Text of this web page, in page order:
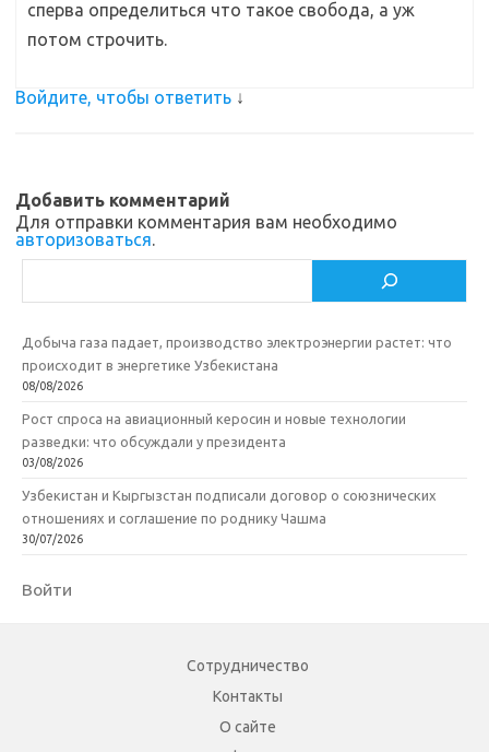
сперва определиться что такое свобода, а уж
потом строчить.
Войдите, чтобы ответить ↓
Добавить комментарий
Для отправки комментария вам необходимо
авторизоваться.
Добыча газа падает, производство электроэнергии растет: что
происходит в энергетике Узбекистана
08/08/2026
Рост спроса на авиационный керосин и новые технологии
разведки: что обсуждали у президента
03/08/2026
Узбекистан и Кыргызстан подписали договор о союзнических
отношениях и соглашение по роднику Чашма
30/07/2026
Войти
Сотрудничество
Контакты
О сайте